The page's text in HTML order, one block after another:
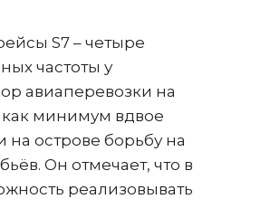
S7 – четыре
частоты у
авиаперевозки на
минимум вдвое
острове борьбу на
Он отмечает, что в
реализовывать